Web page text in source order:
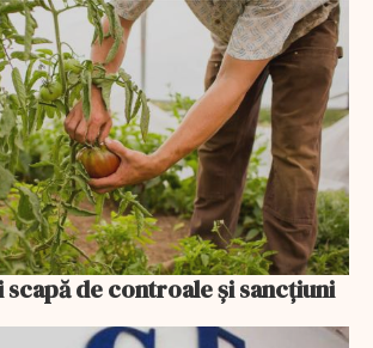
de controale și sancțiuni